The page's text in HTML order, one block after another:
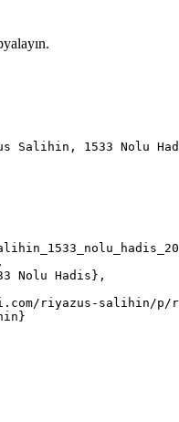
Salihin, 1533 Nolu
Nolu Hadis},
riyazus-salihin/